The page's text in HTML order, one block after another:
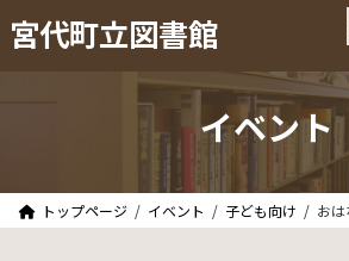
ン
プ
ビ
動
宮代町立図書館
イベント
トップページ イベント 子ども向け お